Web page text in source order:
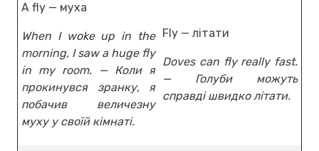
A fly — муха
When I woke up in the
morning, I saw a huge fly
in my room. — Коли я
прокинувся зранку, я
побачив величезну
муху у своїй кімнаті.
Fly — літати
Doves can fly really fast.
— Голуби можуть
справді швидко літати.